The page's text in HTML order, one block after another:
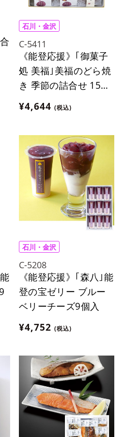
石川・金沢
C-5411
《能登応援》｢御菓子
処 美福｣美福のどら焼
き 季節の詰合せ 15個
入
¥4,644 (税込)
石川・金沢
C-5208
《能登応援》｢森八｣能
登の宝ゼリー ブルー
ベリーチーズ9個入
¥4,752 (税込)